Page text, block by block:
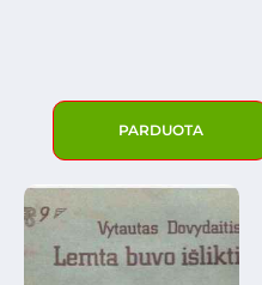
PARDUOTA